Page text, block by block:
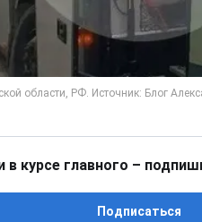
курсе главного –
Подписаться